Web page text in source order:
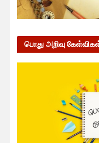
பொது அறிவு